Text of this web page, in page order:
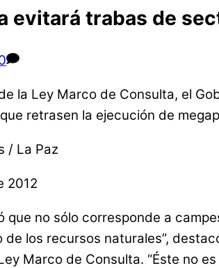
evitará trabas de
la Ley Marco de Consulta, el
retrasen la ejecución de
/ La Paz
2012
que no sólo corresponde a
los recursos naturales”,
Marco de Consulta. “Éste no